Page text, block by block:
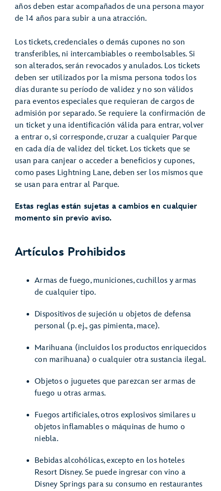
años deben estar acompañados de una persona mayor
de 14 años para subir a una atracción.
Los tickets, credenciales o demás cupones no son
transferibles, ni intercambiables o reembolsables. Si
son alterados, serán revocados y anulados. Los tickets
deben ser utilizados por la misma persona todos los
días durante su período de validez y no son válidos
para eventos especiales que requieran de cargos de
admisión por separado. Se requiere la confirmación de
un ticket y una identificación válida para entrar, volver
a entrar o, si corresponde, cruzar a cualquier Parque
en cada día de validez del ticket. Los tickets que se
usan para canjear o acceder a beneficios y cupones,
como pases Lightning Lane, deben ser los mismos que
se usan para entrar al Parque.
Estas reglas están sujetas a cambios en cualquier
momento sin previo aviso.
Artículos Prohibidos
Armas de fuego, municiones, cuchillos y armas
de cualquier tipo.
Dispositivos de sujeción u objetos de defensa
personal (p. ej., gas pimienta, mace).
Marihuana (incluidos los productos enriquecidos
con marihuana) o cualquier otra sustancia ilegal.
Objetos o juguetes que parezcan ser armas de
fuego u otras armas.
Fuegos artificiales, otros explosivos similares u
objetos inflamables o máquinas de humo o
niebla.
Bebidas alcohólicas, excepto en los hoteles
Resort Disney. Se puede ingresar con vino a
Disney Springs para su consumo en restaurantes